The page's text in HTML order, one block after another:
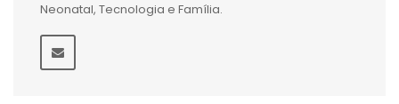
Neonatal, Tecnologia e Família.